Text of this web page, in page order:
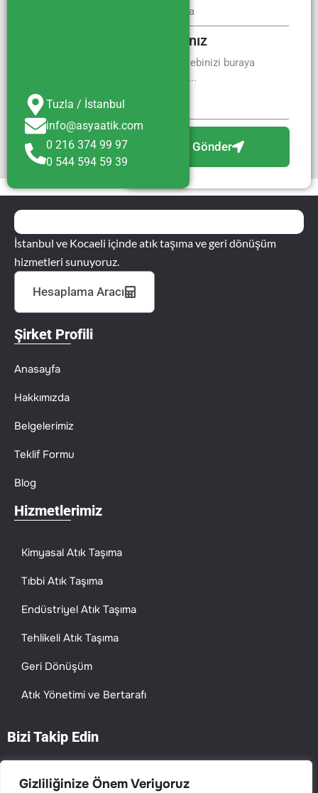
Gizliliğinize Önem Veriyoruz
Tuzla / İstanbul
info@asyaatik.com
0 216 374 99 97
0 544 594 59 39
Mesajınız
Gönder
İstanbul ve Kocaeli içinde atık taşıma ve geri dönüşüm
hizmetleri sunuyoruz.
Hesaplama Aracı
Şirket Profili
Anasayfa
Hakkımızda
Belgelerimiz
Teklif Formu
Blog
Hizmetlerimiz
Kimyasal Atık Taşıma
Tıbbi Atık Taşıma
Endüstriyel Atık Taşıma
Tehlikeli Atık Taşıma
Geri Dönüşüm
Atık Yönetimi ve Bertarafı
Bizi Takip Edin